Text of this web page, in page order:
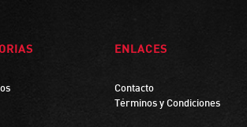
ENLACES
Contacto
Términos y Condiciones